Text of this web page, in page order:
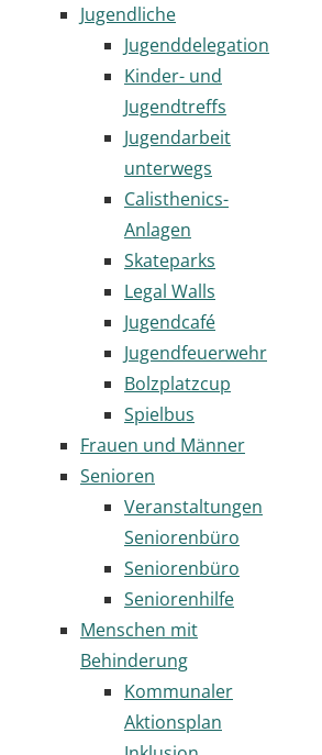
Jugendliche
Jugenddelegation
Kinder- und
Jugendtreffs
Jugendarbeit
unterwegs
Calisthenics-
Anlagen
Skateparks
Legal Walls
Jugendcafé
Jugendfeuerwehr
Bolzplatzcup
Spielbus
Frauen und Männer
Senioren
Veranstaltungen
Seniorenbüro
Seniorenbüro
Seniorenhilfe
Menschen mit
Behinderung
Kommunaler
Aktionsplan